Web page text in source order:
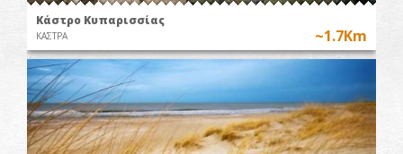
Κάστρο Κυπαρισσίας
ΚΑΣΤΡΑ ~1.7Km